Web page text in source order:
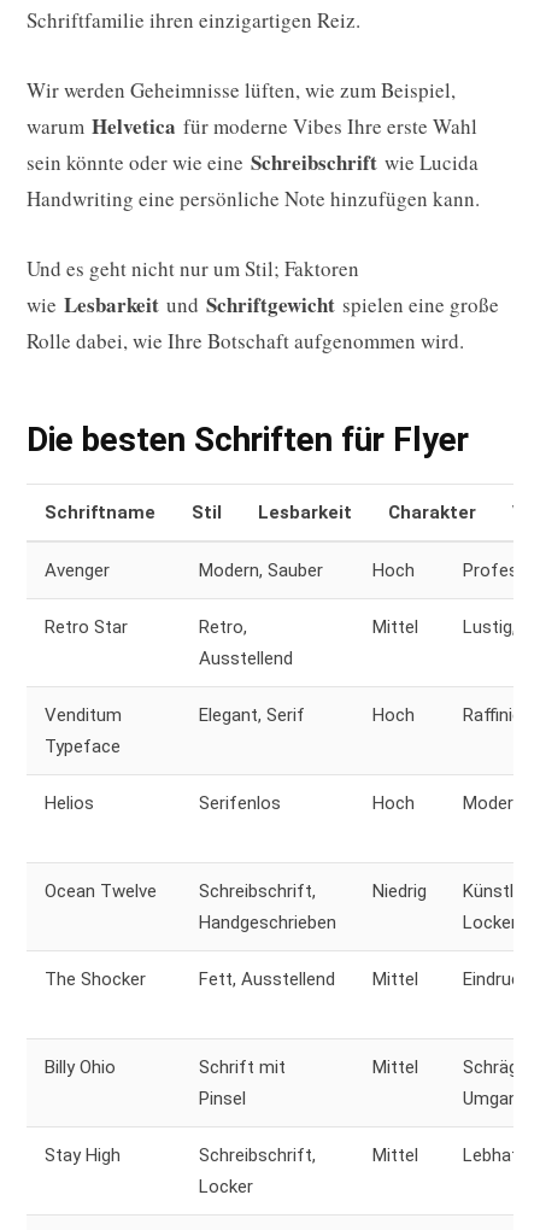
Schriftfamilie ihren einzigartigen Reiz.
Wir werden Geheimnisse lüften, wie zum Beispiel,
warum Helvetica für moderne Vibes Ihre erste Wahl
sein könnte oder wie eine Schreibschrift wie Lucida
Handwriting eine persönliche Note hinzufügen kann.
Und es geht nicht nur um Stil; Faktoren
wie Lesbarkeit und Schriftgewicht spielen eine große
Rolle dabei, wie Ihre Botschaft aufgenommen wird.
Die besten Schriften für Flyer
Schriftname Stil Lesbarkeit Charakter
Avenger Modern, Sauber Hoch
Retro Star
Retro,
Ausstellend
Mittel Lustig,
Venditum
Typeface
Elegant, Serif Hoch Raffiniert
Helios Serifenlos Hoch Modern,
Ocean Twelve
Schreibschrift,
Handgeschrieben
Niedrig
Locker
The Shocker Fett, Ausstellend Mittel
Billy Ohio
Schrift mit
Pinsel
Mittel
Schräg,
Stay High
Schreibschrift,
Locker
Mittel Lebhaft,